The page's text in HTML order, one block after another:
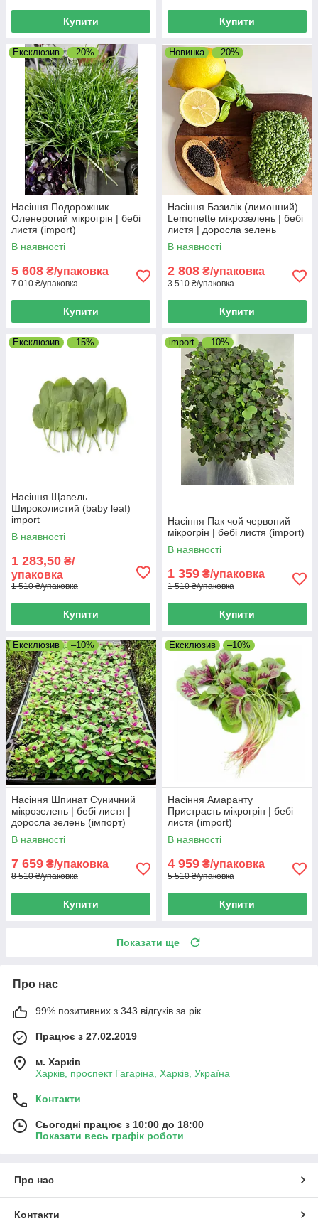
Купити Купити
Ексклюзив –20%
Насіння Подорожник
Оленерогий мікрогрін | бебі
листя (import)
В наявності
5 608 ₴/упаковка
7 010 ₴/упаковка
Купити
Новинка –20%
Насіння Базилік (лимонний)
Lemonette мікрозелень | бебі
листя | доросла зелень
(import)
В наявності
2 808 ₴/упаковка
3 510 ₴/упаковка
Купити
Ексклюзив –15%
Насіння Щавель
Широколистий (baby leaf)
import
В наявності
1 283,50 ₴/
упаковка
1 510 ₴/упаковка
Купити
import –10%
Насіння Пак чой червоний
мікрогрін | бебі листя (import)
В наявності
1 359 ₴/упаковка
1 510 ₴/упаковка
Купити
Ексклюзив –10%
Насіння Шпинат Суничний
мікрозелень | бебі листя |
доросла зелень (імпорт)
В наявності
7 659 ₴/упаковка
8 510 ₴/упаковка
Купити
Ексклюзив –10%
Насіння Амаранту
Пристрасть мікрогрін | бебі
листя (import)
В наявності
4 959 ₴/упаковка
5 510 ₴/упаковка
Купити
Показати ще
Про нас
99% позитивних з 343 відгуків за рік
Працює з 27.02.2019
м. Харків
Харків, проспект Гагаріна, Харків, Україна
Контакти
Сьогодні працює з 10:00 до 18:00
Показати весь графік роботи
Про нас
Контакти